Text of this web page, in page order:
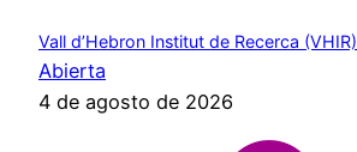
Vall d’Hebron Institut de Recerca (VHIR)
Abierta
4 de agosto de 2026